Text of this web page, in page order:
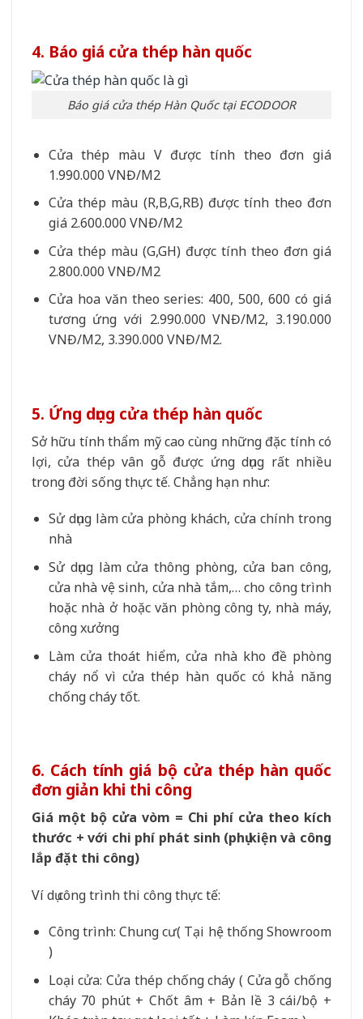
4. Báo giá cửa thép hàn quốc
Báo giá cửa thép Hàn Quốc tại ECODOOR
Cửa thép màu V được tính theo đơn giá
1.990.000 VNĐ/M2
Cửa thép màu (R,B,G,RB) được tính theo đơn
giá 2.600.000 VNĐ/M2
Cửa thép màu (G,GH) được tính theo đơn giá
2.800.000 VNĐ/M2
Cửa hoa văn theo series: 400, 500, 600 có giá
tương ứng với 2.990.000 VNĐ/M2, 3.190.000
VNĐ/M2, 3.390.000 VNĐ/M2.
5. Ứng dụng cửa thép hàn quốc
Sở hữu tính thẩm mỹ cao cùng những đặc tính có
lợi, cửa thép vân gỗ được ứng dụng rất nhiều
trong đời sống thực tế. Chẳng hạn như:
Sử dụng làm cửa phòng khách, cửa chính trong
nhà
Sử dụng làm cửa thông phòng, cửa ban công,
cửa nhà vệ sinh, cửa nhà tắm,… cho công trình
hoặc nhà ở hoặc văn phòng công ty, nhà máy,
công xưởng
Làm cửa thoát hiểm, cửa nhà kho đề phòng
cháy nổ vì cửa thép hàn quốc có khả năng
chống cháy tốt.
6. Cách tính giá bộ cửa thép hàn quốc
đơn giản khi thi công
Giá một bộ cửa vòm = Chi phí cửa theo kích
thước + với chi phí phát sinh (phụ kiện và công
lắp đặt thi công)
Ví dụ công trình thi công thực tế:
Công trình: Chung cư( Tại hệ thống Showroom
)
Loại cửa: Cửa thép chống cháy ( Cửa gỗ chống
cháy 70 phút + Chốt âm + Bản lề 3 cái/bộ +